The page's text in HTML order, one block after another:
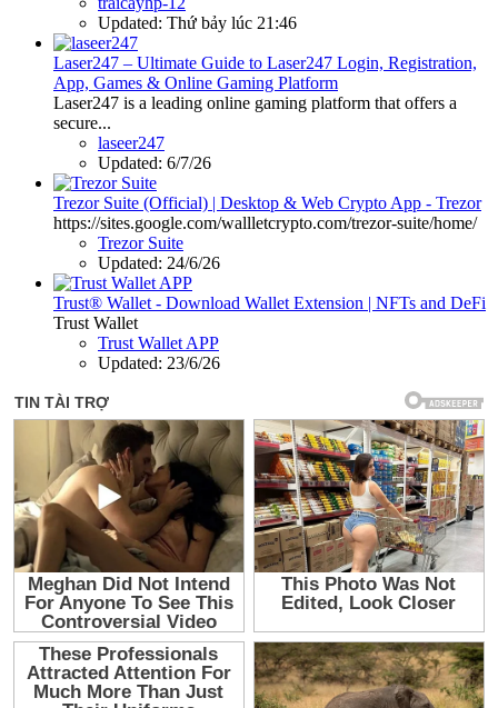
Updated: Thứ bảy lúc 21:46
Laser247 – Ultimate Guide to Laser247 Login, Registration,
App, Games & Online Gaming Platform
Laser247 is a leading online gaming platform that offers a
secure...
laseer247
Updated: 6/7/26
Trezor Suite (Official) | Desktop & Web Crypto App - Trezor
https://sites.google.com/wallletcrypto.com/trezor-suite/home/
Trezor Suite
Updated: 24/6/26
Trust® Wallet - Download Wallet Extension | NFTs and DeFi
Trust Wallet
Trust Wallet APP
Updated: 23/6/26